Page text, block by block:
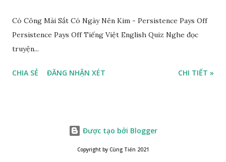
Có Công Mài Sắt Có Ngày Nên Kim - Persistence Pays Off
Persistence Pays Off Tiếng Việt English Quiz Nghe đọc
truyện...
CHIA SẺ ĐĂNG NHẬN XÉT CHI TIẾT »
Được tạo bởi Blogger
Copyright by Cùng Tiến 2021